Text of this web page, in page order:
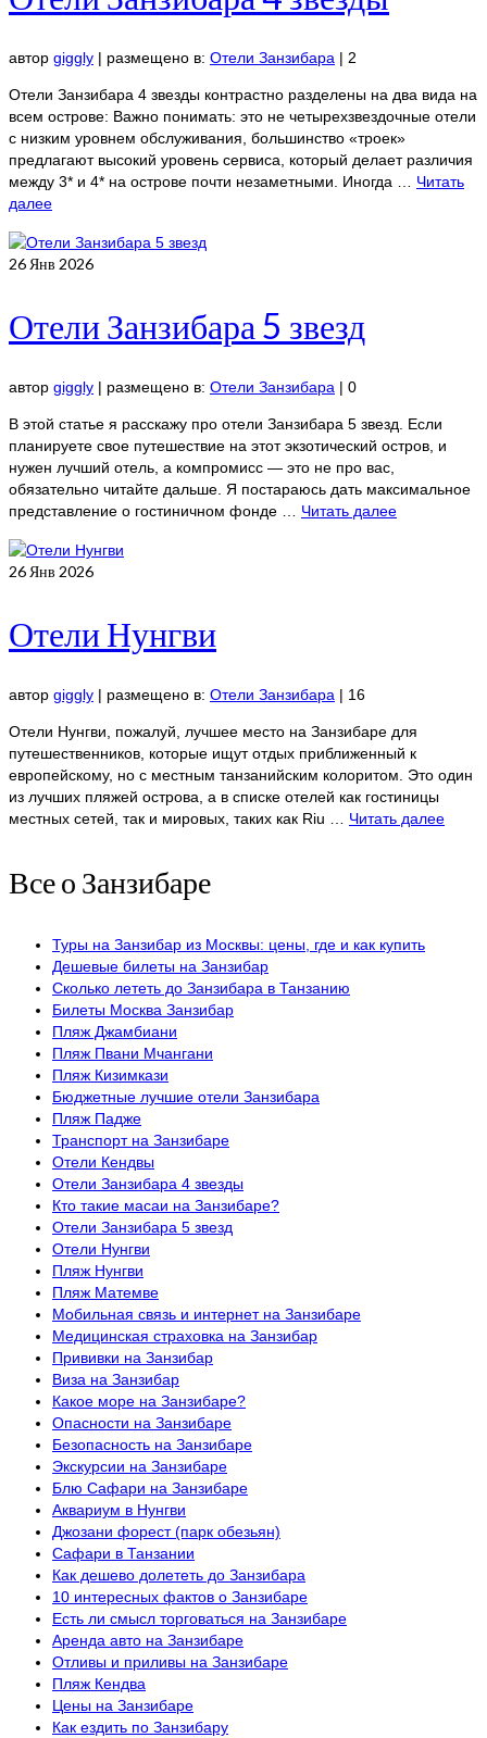
автор giggly | размещено в: Отели Занзибара | 2
Отели Занзибара 4 звезды контрастно разделены на два вида на
всем острове: Важно понимать: это не четырехзвездочные отели
с низким уровнем обслуживания, большинство «троек»
предлагают высокий уровень сервиса, который делает различия
между 3* и 4* на острове почти незаметными. Иногда … Читать
далее
26 Янв 2026
Отели Занзибара 5 звезд
автор giggly | размещено в: Отели Занзибара | 0
В этой статье я расскажу про отели Занзибара 5 звезд. Если
планируете свое путешествие на этот экзотический остров, и
нужен лучший отель, а компромисс — это не про вас,
обязательно читайте дальше. Я постараюсь дать максимальное
представление о гостиничном фонде … Читать далее
26 Янв 2026
Отели Нунгви
автор giggly | размещено в: Отели Занзибара | 16
Отели Нунгви, пожалуй, лучшее место на Занзибаре для
путешественников, которые ищут отдых приближенный к
европейскому, но с местным танзанийским колоритом. Это один
из лучших пляжей острова, а в списке отелей как гостиницы
местных сетей, так и мировых, таких как Riu … Читать далее
Все о Занзибаре
Туры на Занзибар из Москвы: цены, где и как купить
Дешевые билеты на Занзибар
Сколько лететь до Занзибара в Танзанию
Билеты Москва Занзибар
Пляж Джамбиани
Пляж Пвани Мчангани
Пляж Кизимкази
Бюджетные лучшие отели Занзибара
Пляж Падже
Транспорт на Занзибаре
Отели Кендвы
Отели Занзибара 4 звезды
Кто такие масаи на Занзибаре?
Отели Занзибара 5 звезд
Отели Нунгви
Пляж Нунгви
Пляж Матемве
Мобильная связь и интернет на Занзибаре
Медицинская страховка на Занзибар
Прививки на Занзибар
Виза на Занзибар
Какое море на Занзибаре?
Опасности на Занзибаре
Безопасность на Занзибаре
Экскурсии на Занзибаре
Блю Сафари на Занзибаре
Аквариум в Нунгви
Джозани форест (парк обезьян)
Сафари в Танзании
Как дешево долететь до Занзибара
10 интересных фактов о Занзибаре
Есть ли смысл торговаться на Занзибаре
Аренда авто на Занзибаре
Отливы и приливы на Занзибаре
Пляж Кендва
Цены на Занзибаре
Как ездить по Занзибару